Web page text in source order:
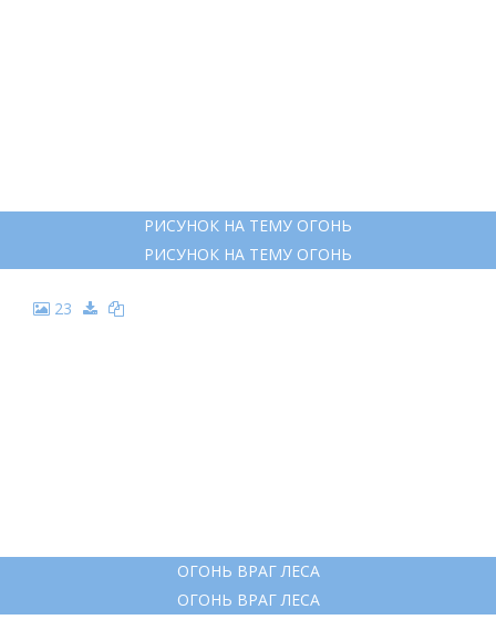
РИСУНОК НА ТЕМУ ОГОНЬ
РИСУНОК НА ТЕМУ ОГОНЬ
23
ОГОНЬ ВРАГ ЛЕСА
ОГОНЬ ВРАГ ЛЕСА